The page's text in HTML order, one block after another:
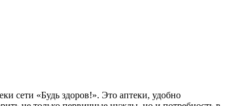
сети «Будь здоров!». Это аптеки, удобно